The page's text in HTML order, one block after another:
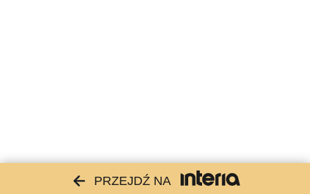
PRZEJDŹ NA